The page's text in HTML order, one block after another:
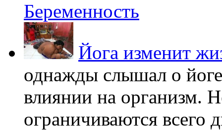
Беременность
Йога изменит
однажды слышал о
влиянии на организм.
ограничиваются всего